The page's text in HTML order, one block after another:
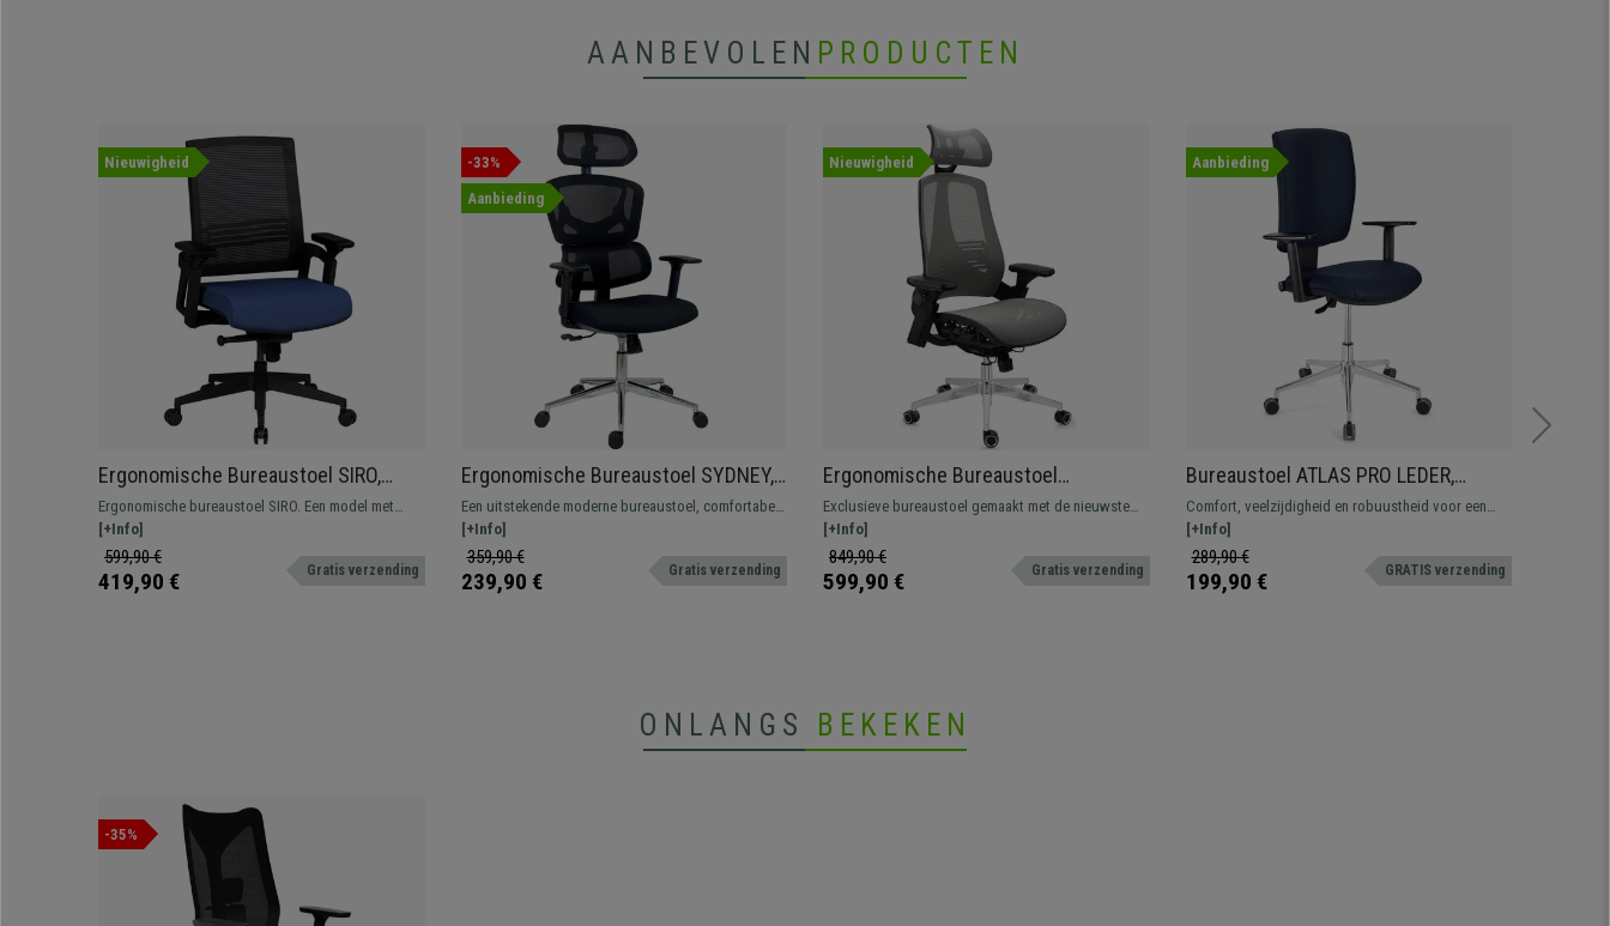
AANBEVOLEN PRODUCTEN
Nieuwigheid
Ergonomische Bureaustoel SIRO,
Lendensteun, In Ademende Mesh
Kleur Blauw
Ergonomische bureaustoel SIRO. Een model met
verstelbare lendensteun, verstelbare armleuningen
en bekleed met mesh-stof.
[+Info]
599,90 €
419,90 € Gratis verzending
-33%
Aanbieding
Ergonomische Bureaustoel SYDNEY,
Comfortabel, Metalen Onderstel,
Zwarte Mesh
Een uitstekende moderne bureaustoel, comfortabel
en gemaakt van hoogwaardige materialen. Perfect
voor zowel kantoor als thuis.
[+Info]
359,90 €
239,90 € Gratis verzending
Nieuwigheid
Ergonomische Bureaustoel
EXPLORER, Volledig Verstelbaar,
Modern Design, Geavanceerde
Technologie, Grijs
Exclusieve bureaustoel gemaakt met de nieuwste
technologie. Volledig verstelbaar en ergonomisch,
zeer comfortabel en van hoge kwaliteit.
[+Info]
849,90 €
599,90 € Gratis verzending
Aanbieding
Bureaustoel ATLAS PRO LEDER,
Verstelbare Armleuningen en
Rugleuning, Metalen Onderstel, Blauw
Comfort, veelzijdigheid en robuustheid voor een
onverslaanbare prijs. Dit geweldige model biedt
uitstekende prestaties bij het uitvoeren van uw
dagelijkse werkzaamheden.
[+Info]
289,90 €
199,90 € GRATIS verzending
ONLANGS BEKEKEN
-35%